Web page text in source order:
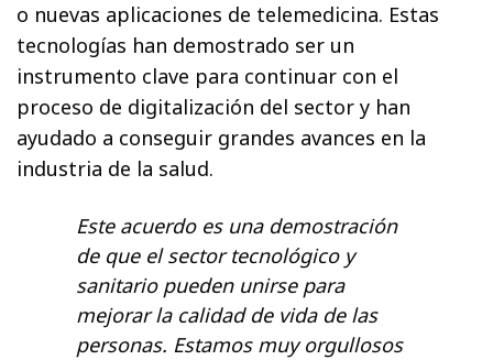
o nuevas aplicaciones de telemedicina. Estas
tecnologías han demostrado ser un
instrumento clave para continuar con el
proceso de digitalización del sector y han
ayudado a conseguir grandes avances en la
industria de la salud.
Este acuerdo es una demostración
de que el sector tecnológico y
sanitario pueden unirse para
mejorar la calidad de vida de las
personas. Estamos muy orgullosos